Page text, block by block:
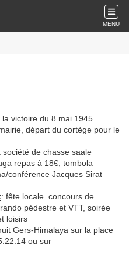
MENU
victoire du 8 mai 1945.
départ du cortège pour le
société de chasse saale
repas à 18€, tombola
conférence Jacques Sirat
: fête locale. concours de
pédestre et VTT, soirée
loisirs
Gers-Himalaya sur la place
ou sur